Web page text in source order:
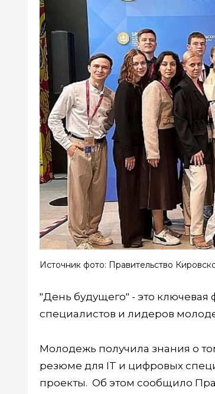
Источник фото: Правительство
"День будущего" - это
специалистов и лидеров
Молодежь получила знания о
резюме для IT и цифровых
проекты. Об этом сообщило